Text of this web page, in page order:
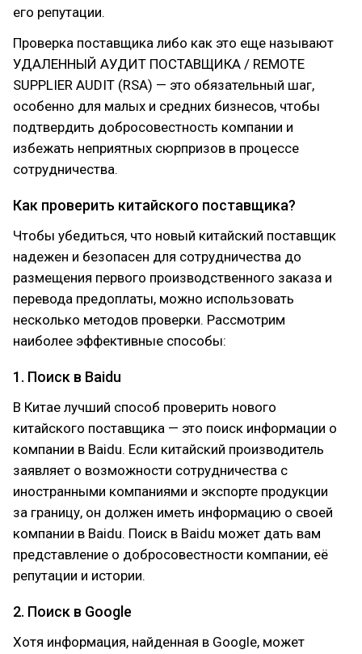
его репутации.
Проверка поставщика либо как это еще называют
УДАЛЕННЫЙ АУДИТ ПОСТАВЩИКА / REMOTE
SUPPLIER AUDIT (RSA) — это обязательный шаг,
особенно для малых и средних бизнесов, чтобы
подтвердить добросовестность компании и
избежать неприятных сюрпризов в процессе
сотрудничества.
Как проверить китайского поставщика?
Чтобы убедиться, что новый китайский поставщик
надежен и безопасен для сотрудничества до
размещения первого производственного заказа и
перевода предоплаты, можно использовать
несколько методов проверки. Рассмотрим
наиболее эффективные способы:
1. Поиск в Baidu
В Китае лучший способ проверить нового
китайского поставщика — это поиск информации о
компании в Baidu. Если китайский производитель
заявляет о возможности сотрудничества с
иностранными компаниями и экспорте продукции
за границу, он должен иметь информацию о своей
компании в Baidu. Поиск в Baidu может дать вам
представление о добросовестности компании, её
репутации и истории.
2. Поиск в Google
Хотя информация, найденная в Google, может